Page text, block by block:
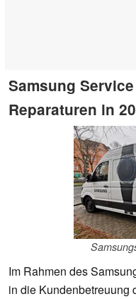
Samsung
Reparaturen in
Im Rahmen des
in die Kundenbetreuung